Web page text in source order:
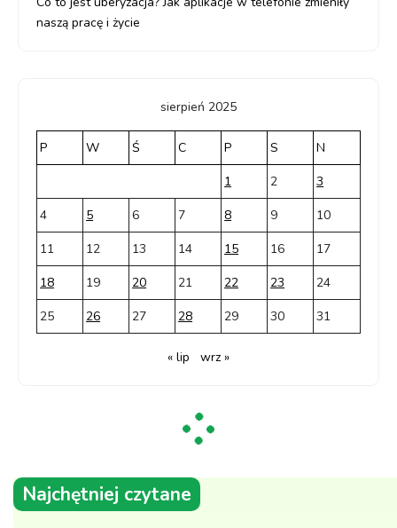
naszą pracę i życie
sierpień 2025
P W Ś C P S
N
1
2
3
4
5 6 7 8 9
10
11
12 13 14 15 16
17
18
19 20 21 22 23
24
25
26 27 28 29 30 31
« lip wrz »
Najchętniej czytane